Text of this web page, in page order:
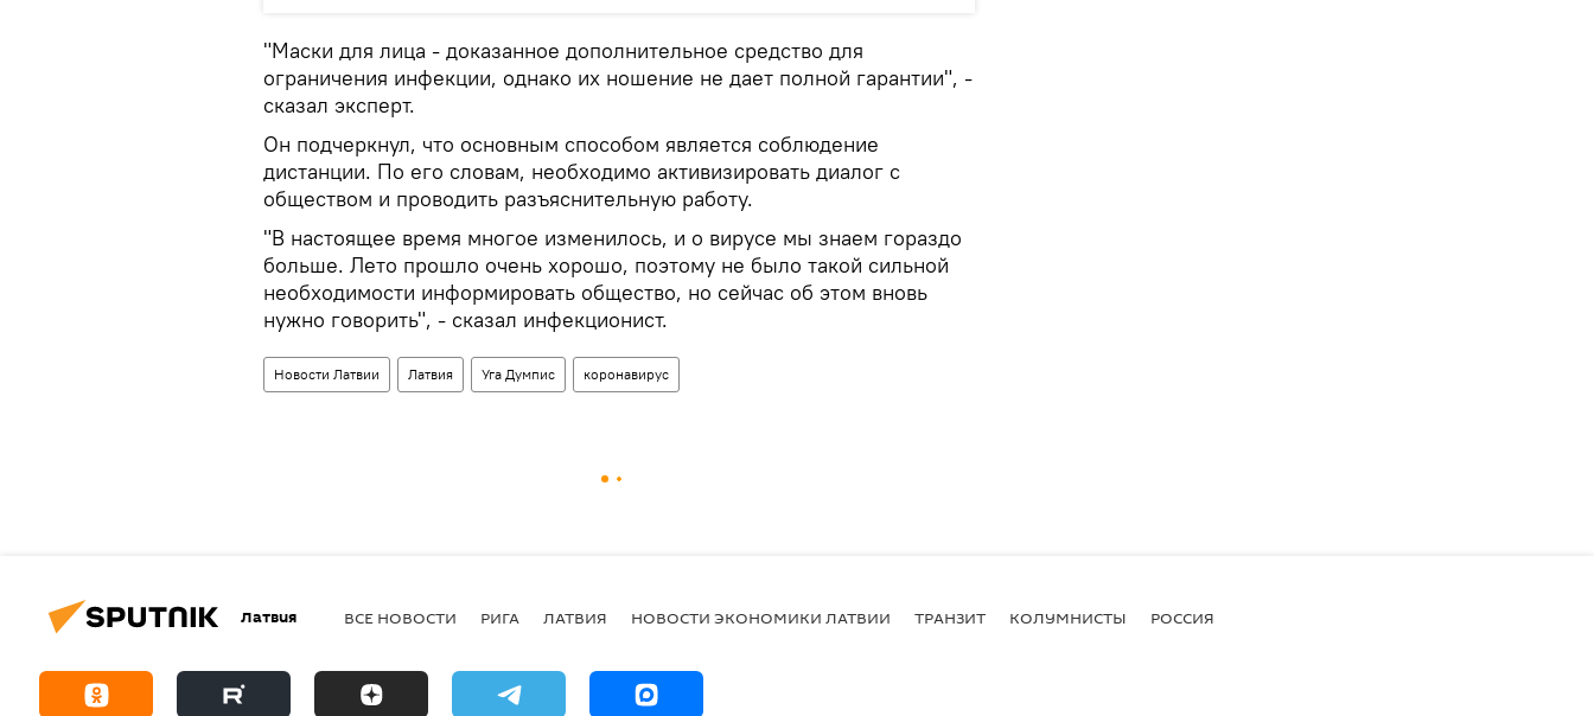
"Маски для лица - доказанное дополнительное средство для
ограничения инфекции, однако их ношение не дает полной гарантии", -
сказал эксперт.
Он подчеркнул, что основным способом является соблюдение
дистанции. По его словам, необходимо активизировать диалог с
обществом и проводить разъяснительную работу.
"В настоящее время многое изменилось, и о вирусе мы знаем гораздо
больше. Лето прошло очень хорошо, поэтому не было такой сильной
необходимости информировать общество, но сейчас об этом вновь
нужно говорить", - сказал инфекционист.
Новости Латвии Латвия Уга Думпис коронавирус
Латвия ВСЕ НОВОСТИ РИГА ЛАТВИЯ НОВОСТИ ЭКОНОМИКИ ЛАТВИИ ТРАНЗИТ КОЛУМНИСТЫ РОССИЯ